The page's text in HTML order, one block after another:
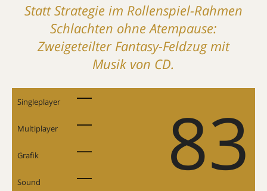
Statt Strategie im Rollenspiel-Rahmen
Schlachten ohne Atempause:
Zweigeteilter Fantasy-Feldzug mit
Musik von CD.
Singleplayer 83
Multiplayer
Grafik
Sound